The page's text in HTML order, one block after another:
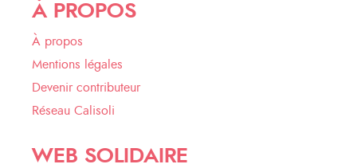
À PROPOS
À propos
Mentions légales
Devenir contributeur
Réseau Calisoli
WEB SOLIDAIRE